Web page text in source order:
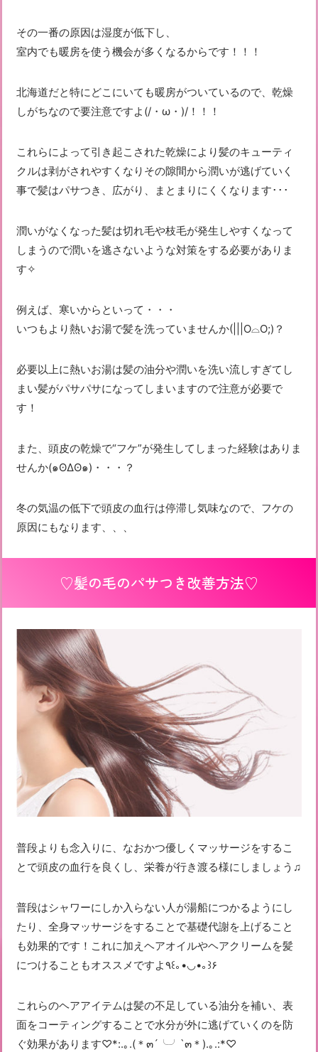
その一番の原因は湿度が低下し、
室内でも暖房を使う機会が多くなるからです！！！
北海道だと特にどこにいても暖房がついているので、乾燥
しがちなので要注意ですよ(/・ω・)/！！！
これらによって引き起こされた乾燥により髪のキューティ
クルは剥がされやすくなりその隙間から潤いが逃げていく
事で髪はパサつき、広がり、まとまりにくくなります･･･
潤いがなくなった髪は切れ毛や枝毛が発生しやすくなって
しまうので潤いを逃さないような対策をする必要がありま
す✧
例えば、寒いからといって・・・
いつもより熱いお湯で髪を洗っていませんか(|||O⌓O;)？
必要以上に熱いお湯は髪の油分や潤いを洗い流しすぎてし
まい髪がパサパサになってしまいますので注意が必要で
す！
また、頭皮の乾燥で“フケ”が発生してしまった経験はありま
せんか(๑ʘ∆ʘ๑)・・・？
冬の気温の低下で頭皮の血行は停滞し気味なので、フケの
原因にもなります、、、
♡髪の毛のパサつき改善方法♡
普段よりも念入りに、なおかつ優しくマッサージをするこ
とで頭皮の血行を良くし、栄養が行き渡る様にしましょう♫
普段はシャワーにしか入らない人が湯船につかるようにし
たり、全身マッサージをすることで基礎代謝を上げること
も効果的です！これに加えヘアオイルやヘアクリームを髪
につけることもオススメですよ٩꒰｡•◡•｡꒱۶
これらのヘアアイテムは髪の不足している油分を補い、表
面をコーティングすることで水分が外に逃げていくのを防
ぐ効果があります♡*:.｡.(＊๓´╰╯`๓＊).｡.:*♡